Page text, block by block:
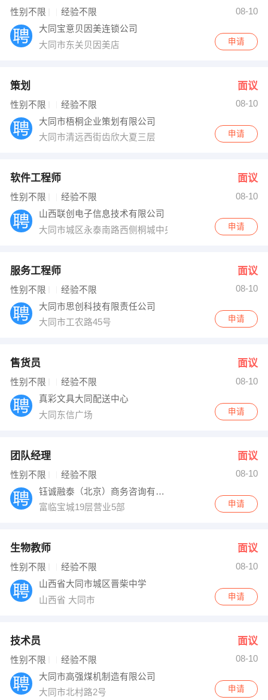
性别不限 经验不限
08-10
大同宝意贝因美连锁公司
大同市东关贝因美店
申请
策划 面议
性别不限 经验不限
08-10
大同市梧桐企业策划有限公司
大同市清远西街齿欣大夏三层
申请
软件工程师 面议
性别不限 经验不限
08-10
山西联创电子信息技术有限公司
大同市城区永泰南路西侧桐城中央二期综合商务写字楼5
申请
服务工程师 面议
性别不限 经验不限
08-10
大同市思创科技有限责任公司
大同市工农路45号
申请
售货员 面议
性别不限 经验不限
08-10
真彩文具大同配送中心
大同东信广场
申请
团队经理 面议
性别不限 经验不限
08-10
钰诚融泰（北京）商务咨询有限公司大同分公
富临宝城19层营业5部
申请
生物教师 面议
性别不限 经验不限
08-10
山西省大同市城区晋柴中学
山西省 大同市
申请
技术员 面议
性别不限 经验不限
08-10
大同市高强煤机制造有限公司
大同市北村路2号
申请